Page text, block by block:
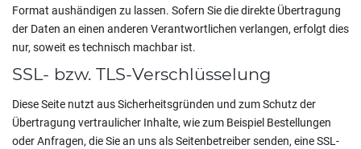
Format aushändigen zu lassen. Sofern Sie die direkte Übertragung
der Daten an einen anderen Verantwortlichen verlangen, erfolgt dies
nur, soweit es technisch machbar ist.
SSL- bzw. TLS-Verschlüsselung
Diese Seite nutzt aus Sicherheitsgründen und zum Schutz der
Übertragung vertraulicher Inhalte, wie zum Beispiel Bestellungen
oder Anfragen, die Sie an uns als Seitenbetreiber senden, eine SSL-